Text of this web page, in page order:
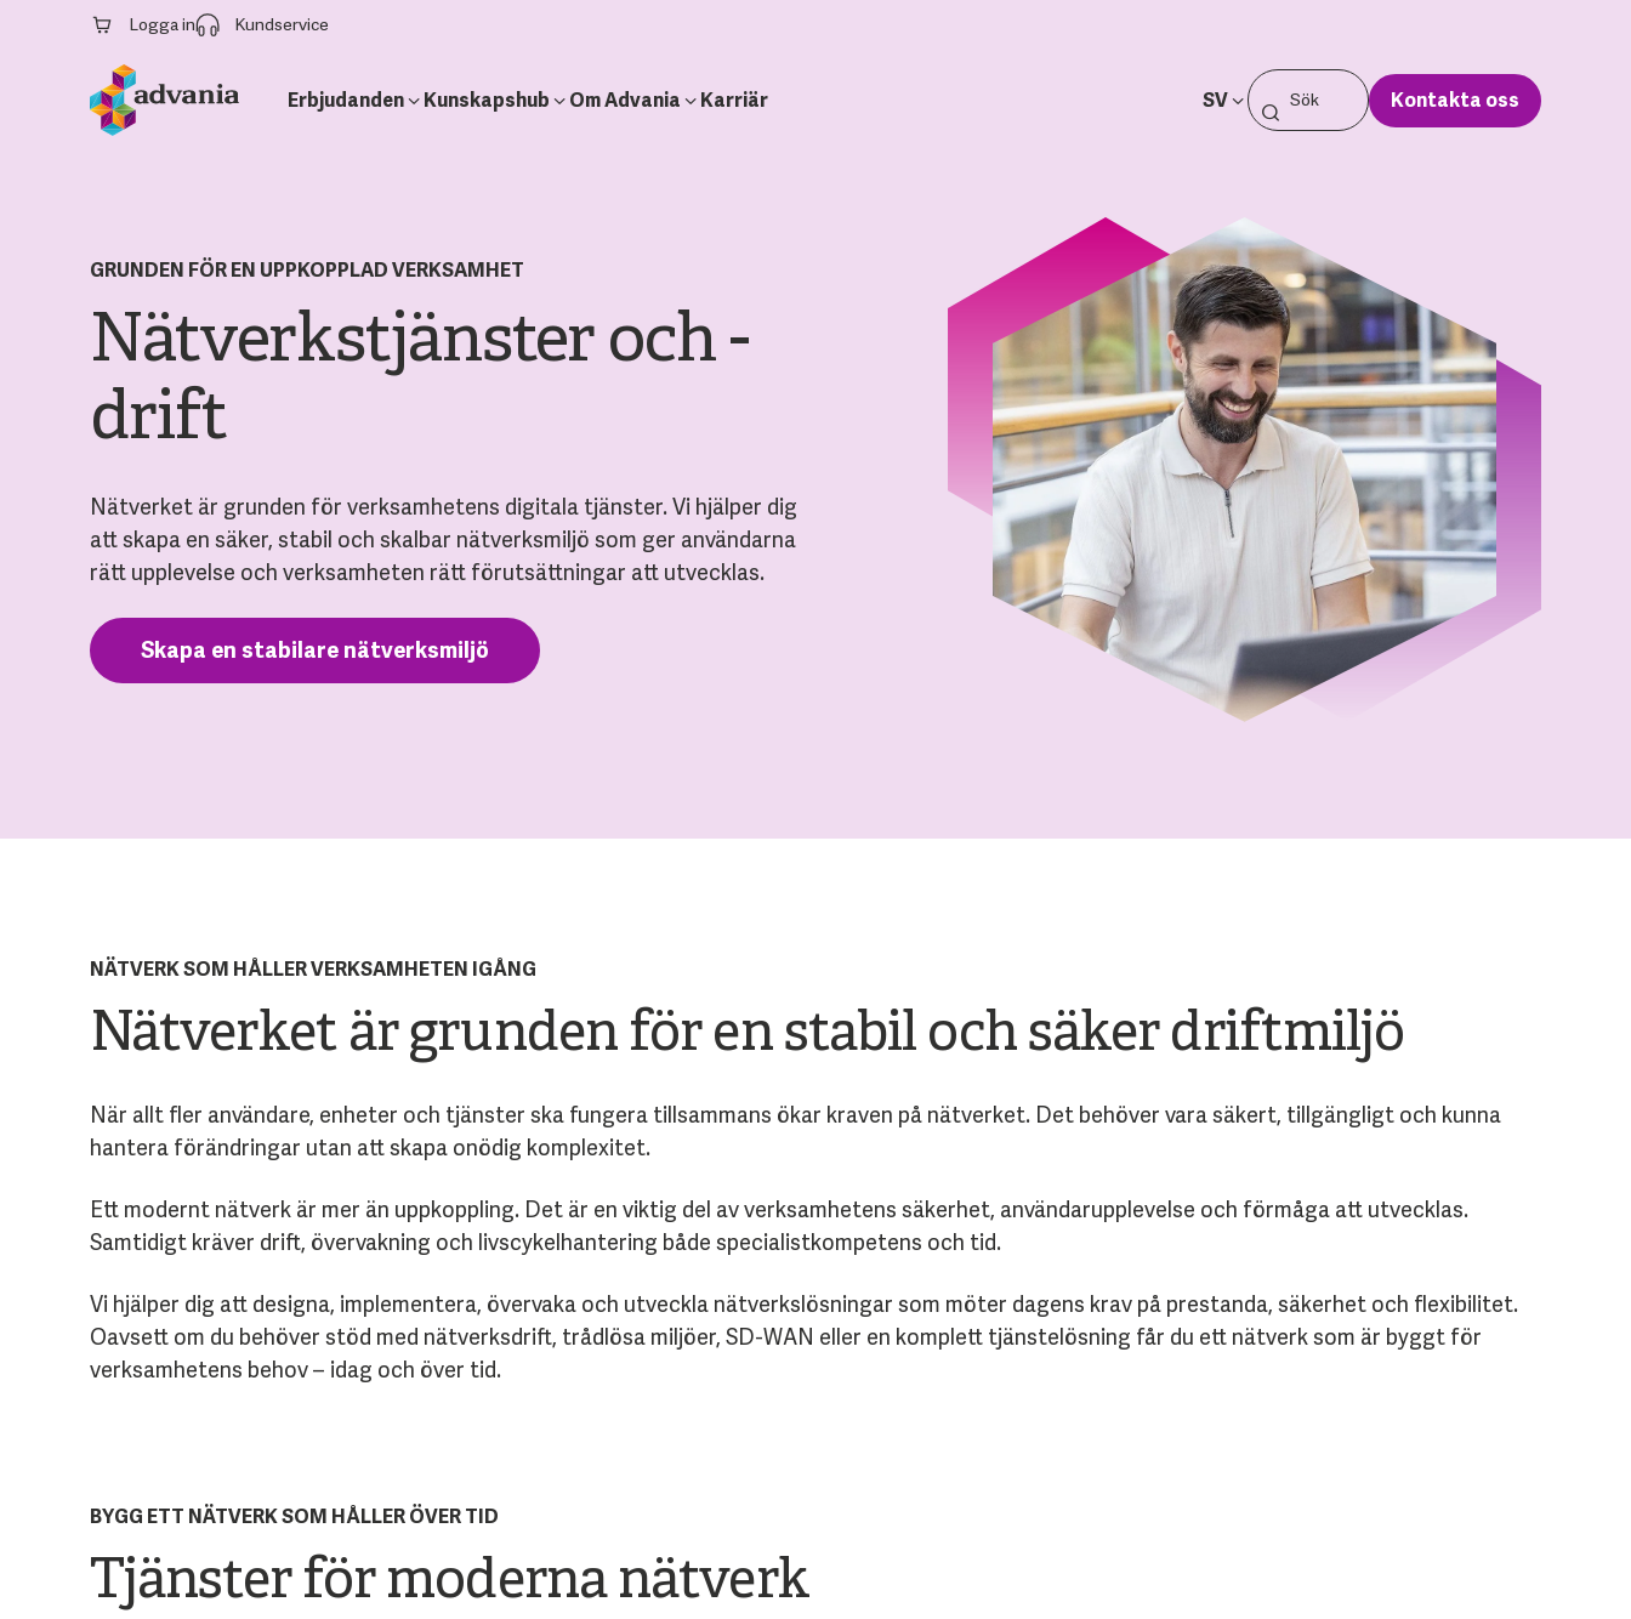
Logga in Kundservice
Erbjudanden Kunskapshub Om Advania Karriär SV Kontakta oss
GRUNDEN FÖR EN UPPKOPPLAD VERKSAMHET
Nätverkstjänster och -
drift
Nätverket är grunden för verksamhetens digitala tjänster. Vi hjälper dig
att skapa en säker, stabil och skalbar nätverksmiljö som ger användarna
rätt upplevelse och verksamheten rätt förutsättningar att utvecklas.
Skapa en stabilare nätverksmiljö
NÄTVERK SOM HÅLLER VERKSAMHETEN IGÅNG
Nätverket är grunden för en stabil och säker driftmiljö
När allt fler användare, enheter och tjänster ska fungera tillsammans ökar kraven på nätverket. Det behöver vara säkert, tillgängligt och kunna
hantera förändringar utan att skapa onödig komplexitet.
Ett modernt nätverk är mer än uppkoppling. Det är en viktig del av verksamhetens säkerhet, användarupplevelse och förmåga att utvecklas.
Samtidigt kräver drift, övervakning och livscykelhantering både specialistkompetens och tid.
Vi hjälper dig att designa, implementera, övervaka och utveckla nätverkslösningar som möter dagens krav på prestanda, säkerhet och flexibilitet.
Oavsett om du behöver stöd med nätverksdrift, trådlösa miljöer, SD-WAN eller en komplett tjänstelösning får du ett nätverk som är byggt för
verksamhetens behov – idag och över tid.
BYGG ETT NÄTVERK SOM HÅLLER ÖVER TID
Tjänster för moderna nätverk